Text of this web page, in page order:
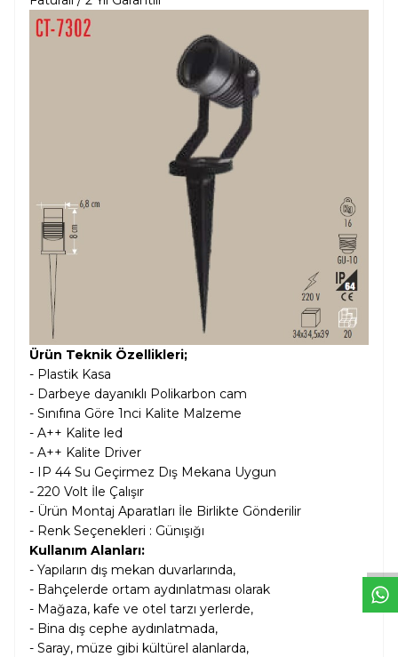
Ürün Teknik Özellikleri;
- Plastik Kasa
- Darbeye dayanıklı Polikarbon cam
- Sınıfına Göre 1nci Kalite Malzeme
- A++ Kalite led
- A++ Kalite Driver
- IP 44 Su Geçirmez Dış Mekana Uygun
- 220 Volt İle Çalışır
- Ürün Montaj Aparatları İle Birlikte Gönderilir
- Renk Seçenekleri : Günışığı
Kullanım Alanları:
- Yapıların dış mekan duvarlarında,
- Bahçelerde ortam aydınlatması olarak
- Mağaza, kafe ve otel tarzı yerlerde,
- Bina dış cephe aydınlatmada,
- Saray, müze gibi kültürel alanlarda,